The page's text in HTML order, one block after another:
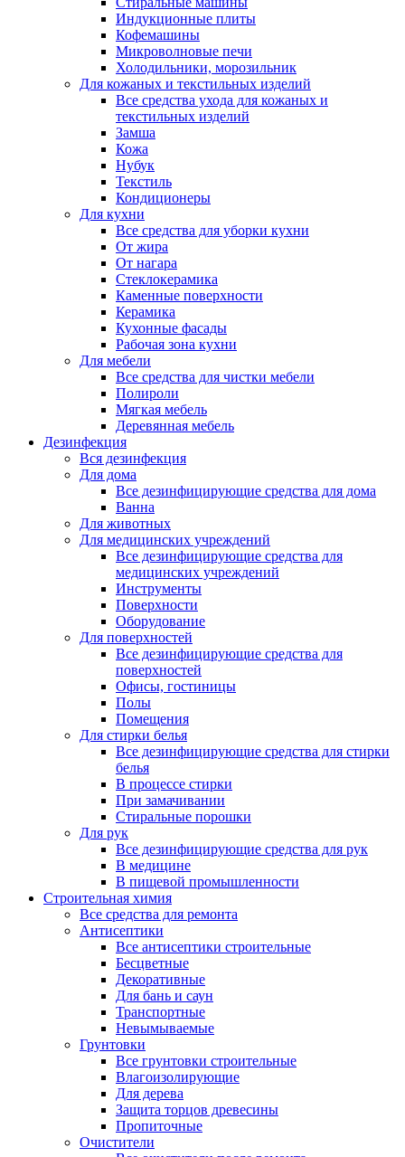
Индукционные плиты
Кофемашины
Микроволновые печи
Холодильники, морозильник
Для кожаных и текстильных изделий
Все средства ухода для кожаных и
текстильных изделий
Замша
Кожа
Нубук
Текстиль
Кондиционеры
Для кухни
Все средства для уборки кухни
От жира
От нагара
Стеклокерамика
Каменные поверхности
Керамика
Кухонные фасады
Рабочая зона кухни
Для мебели
Все средства для чистки мебели
Полироли
Мягкая мебель
Деревянная мебель
Дезинфекция
Вся дезинфекция
Для дома
Все дезинфицирующие средства для дома
Ванна
Для животных
Для медицинских учреждений
Все дезинфицирующие средства для
медицинских учреждений
Инструменты
Поверхности
Оборудование
Для поверхностей
Все дезинфицирующие средства для
поверхностей
Офисы, гостиницы
Полы
Помещения
Для стирки белья
Все дезинфицирующие средства для стирки
белья
В процессе стирки
При замачивании
Стиральные порошки
Для рук
Все дезинфицирующие средства для рук
В медицине
В пищевой промышленности
Строительная химия
Все средства для ремонта
Антисептики
Все антисептики строительные
Бесцветные
Декоративные
Для бань и саун
Транспортные
Невымываемые
Грунтовки
Все грунтовки строительные
Влагоизолирующие
Для дерева
Защита торцов древесины
Пропиточные
Очистители